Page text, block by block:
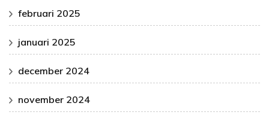
februari 2025
januari 2025
december 2024
november 2024